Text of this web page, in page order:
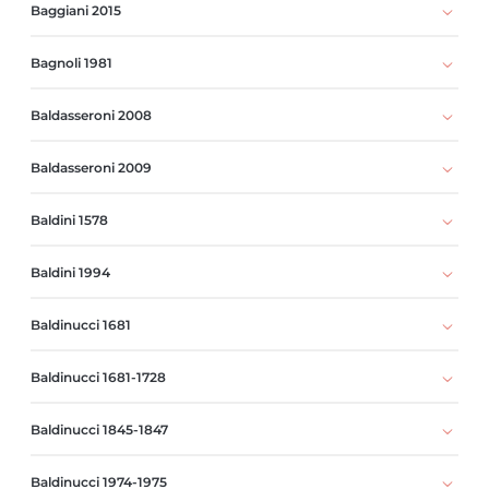
Baggiani 2015
Bagnoli 1981
Baldasseroni 2008
Baldasseroni 2009
Baldini 1578
Baldini 1994
Baldinucci 1681
Baldinucci 1681-1728
Baldinucci 1845-1847
Baldinucci 1974-1975